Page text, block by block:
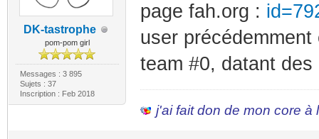
DK-tastrophe
pom-pom girl
Messages : 3 895
Sujets : 37
Inscription : Feb 2018
page fah.org :
user
team #0, datant
j'ai fait don de mon core à